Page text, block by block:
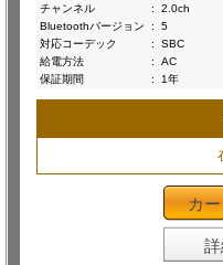
チャンネル
:
2.0ch
Bluetoothバージョン
:
5
対応コーデック
:
SBC
給電方法
:
AC
保証期間
: 1年
カ